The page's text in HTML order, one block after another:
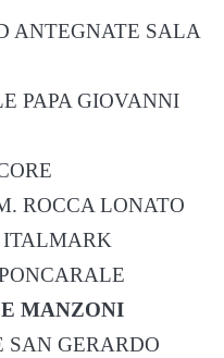
ANTEGNATE SALA
PAPA GIOVANNI
ROCCA LONATO
ITALMARK
MANZONI
SAN GERARDO